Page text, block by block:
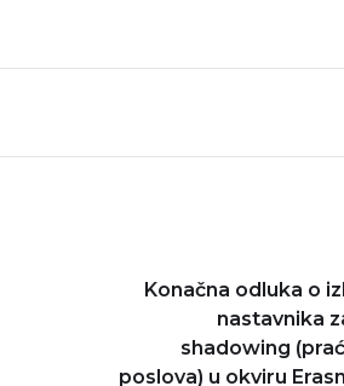
Konačna odluka o
nastavnika
shadowing
poslova) u okviru